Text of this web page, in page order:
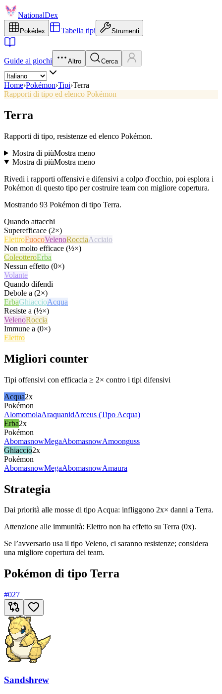
NationalDex
Pokédex Tabella tipi Strumenti
Guide ai giochi Altro Cerca
Home›Pokémon›Tipi›Terra
Rapporti di tipo ed elenco Pokémon
Terra
Rapporti di tipo, resistenze ed elenco Pokémon.
Mostra di piùMostra meno
Mostra di piùMostra meno
Rivedi i rapporti offensivi e difensivi a colpo d'occhio, poi esplora i
Pokémon di questo tipo per costruire team con migliore copertura.
Mostrando 93 Pokémon di tipo Terra.
Quando attacchi
Superefficace (2×)
ElettroFuocoVelenoRocciaAcciaio
Non molto efficace (½×)
ColeotteroErba
Nessun effetto (0×)
Volante
Quando difendi
Debole a (2×)
ErbaGhiaccioAcqua
Resiste a (½×)
VelenoRoccia
Immune a (0×)
Elettro
Migliori counter
Tipi offensivi con efficacia ≥ 2× contro i tipi difensivi
Acqua2x
Pokémon
AlomomolaAraquanidArceus (Tipo Acqua)
Erba2x
Pokémon
AbomasnowMegaAbomasnowAmoonguss
Ghiaccio2x
Pokémon
AbomasnowMegaAbomasnowAmaura
Strategia
Dai priorità alle mosse di tipo Acqua: infliggono 2x× danni a Terra.
Attenzione alle immunità: Elettro non ha effetto su Terra (0x).
Se l’avversario usa il tipo Veleno, ci saranno resistenze; considera
una migliore copertura del team.
Pokémon di tipo Terra
#027
Sandshrew